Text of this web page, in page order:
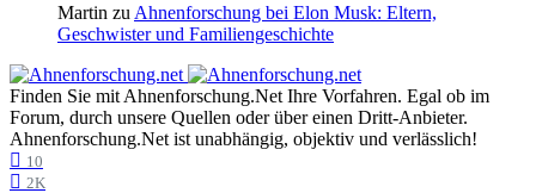
Martin zu Ahnenforschung bei Elon Musk: Eltern,
Geschwister und Familiengeschichte
Finden Sie mit Ahnenforschung.Net Ihre Vorfahren. Egal ob im
Forum, durch unsere Quellen oder über einen Dritt-Anbieter.
Ahnenforschung.Net ist unabhängig, objektiv und verlässlich!
10
2K